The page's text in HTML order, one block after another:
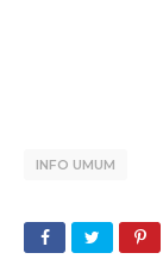
INFO UMUM